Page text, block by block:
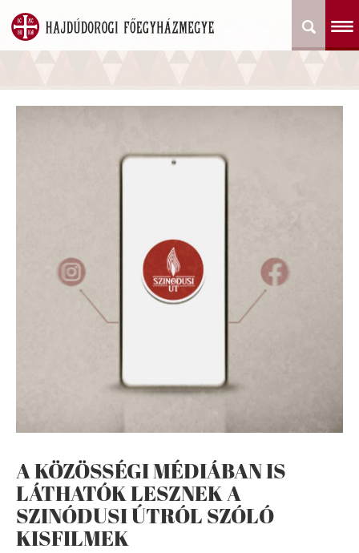
A KÖZÖSSÉGI MÉDIÁBAN IS
LÁTHATÓK LESZNEK A
SZINÓDUSI ÚTRÓL SZÓLÓ
KISFILMEK